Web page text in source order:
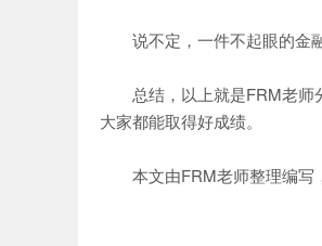
说不定，一件不起眼的金融
总结，以上就是FRM老师
大家都能取得好成绩。
本文由FRM老师整理编写，